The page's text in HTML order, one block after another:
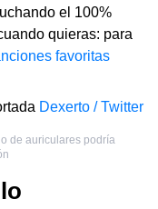
el 100%
quieras: para
favoritas
Dexerto / Twitter
de auriculares podría